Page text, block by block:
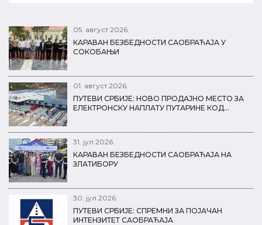
05. август 2026.
КАРАВАН БЕЗБЕДНОСТИ САОБРАЋАЈА У
СОКОБАЊИ
01. август 2026.
ПУТЕВИ СРБИЈЕ: НОВО ПРОДАЈНО МЕСТО ЗА
ЕЛЕКТРОНСКУ НАПЛАТУ ПУТАРИНЕ КОД…
31. јул 2026.
КАРАВАН БЕЗБЕДНОСТИ САОБРАЋАЈА НА
ЗЛАТИБОРУ
30. јул 2026.
ПУТЕВИ СРБИЈЕ: СПРЕМНИ ЗА ПОЈАЧАН
ИНТЕНЗИТЕТ САОБРАЋАЈА